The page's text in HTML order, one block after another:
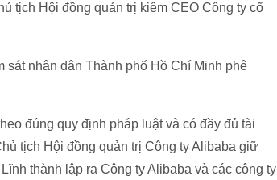
tịch Hội đồng quản trị kiêm CEO Công ty cổ
nhân dân Thành phố Hồ Chí Minh phê
đúng quy định pháp luật và có đầy đủ tài
tịch Hội đồng quản trị Công ty Alibaba giữ
thành lập ra Công ty Alibaba và các công ty